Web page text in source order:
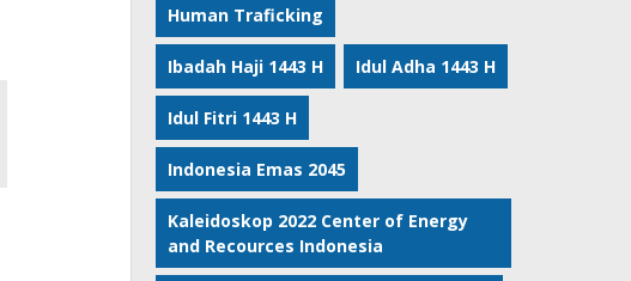
Human Traficking
Ibadah Haji 1443 H Idul Adha 1443 H
Idul Fitri 1443 H
Indonesia Emas 2045
Kaleidoskop 2022 Center of Energy
and Recources Indonesia